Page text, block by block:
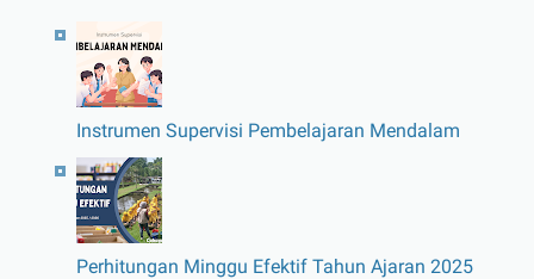
Instrumen Supervisi Pembelajaran Mendalam
Perhitungan Minggu Efektif Tahun Ajaran 2025